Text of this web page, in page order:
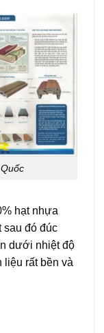
hạt nhựa
sau đó đúc
dưới nhiệt độ
liệu rất bền và